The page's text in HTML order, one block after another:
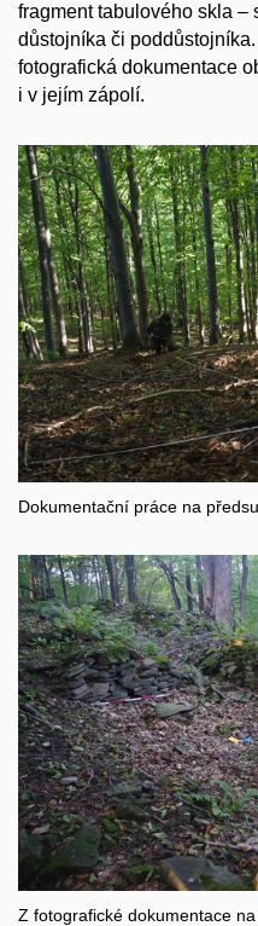
fragment tabulového skla –
důstojníka či
fotografická dokumentace
i v jejím zápolí.
Dokumentační práce na
Z fotografické dokumentace